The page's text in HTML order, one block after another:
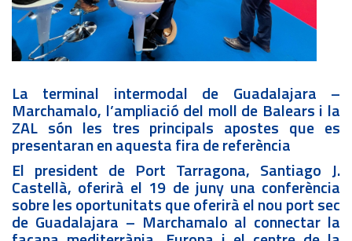
La terminal intermodal de Guadalajara –
Marchamalo, l’ampliació del moll de Balears i la
ZAL són les tres principals apostes que es
presentaran en aquesta fira de referència
El president de Port Tarragona, Santiago J.
Castellà, oferirà el 19 de juny una conferència
sobre les oportunitats que oferirà el nou port sec
de Guadalajara – Marchamalo al connectar la